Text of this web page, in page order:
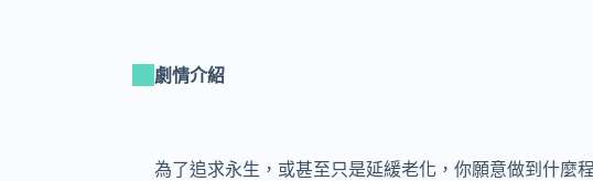
劇情介紹
為了追求永生，或甚至只是延緩老化，你願意做到什